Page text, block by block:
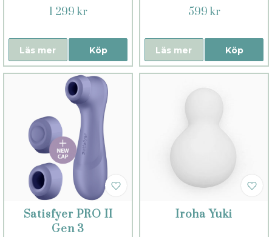
1 299 kr
Köp
Läs mer
599 kr
Köp
Läs mer
Satisfyer PRO II
Gen 3
Iroha Yuki